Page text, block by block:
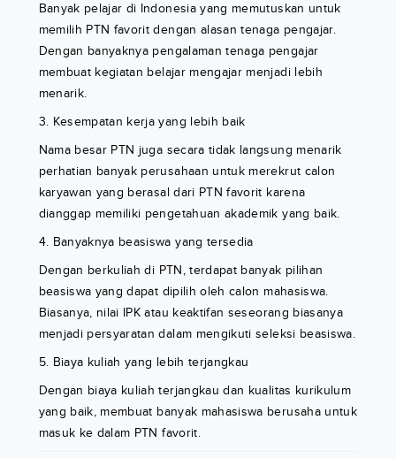
Banyak pelajar di Indonesia yang memutuskan untuk
memilih PTN favorit dengan alasan tenaga pengajar.
Dengan banyaknya pengalaman tenaga pengajar
membuat kegiatan belajar mengajar menjadi lebih
menarik.
3. Kesempatan kerja yang lebih baik
Nama besar PTN juga secara tidak langsung menarik
perhatian banyak perusahaan untuk merekrut calon
karyawan yang berasal dari PTN favorit karena
dianggap memiliki pengetahuan akademik yang baik.
4. Banyaknya beasiswa yang tersedia
Dengan berkuliah di PTN, terdapat banyak pilihan
beasiswa yang dapat dipilih oleh calon mahasiswa.
Biasanya, nilai IPK atau keaktifan seseorang biasanya
menjadi persyaratan dalam mengikuti seleksi beasiswa.
5. Biaya kuliah yang lebih terjangkau
Dengan biaya kuliah terjangkau dan kualitas kurikulum
yang baik, membuat banyak mahasiswa berusaha untuk
masuk ke dalam PTN favorit.